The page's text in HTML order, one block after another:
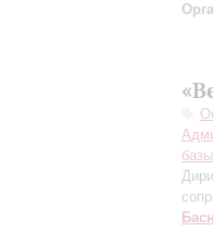
базы